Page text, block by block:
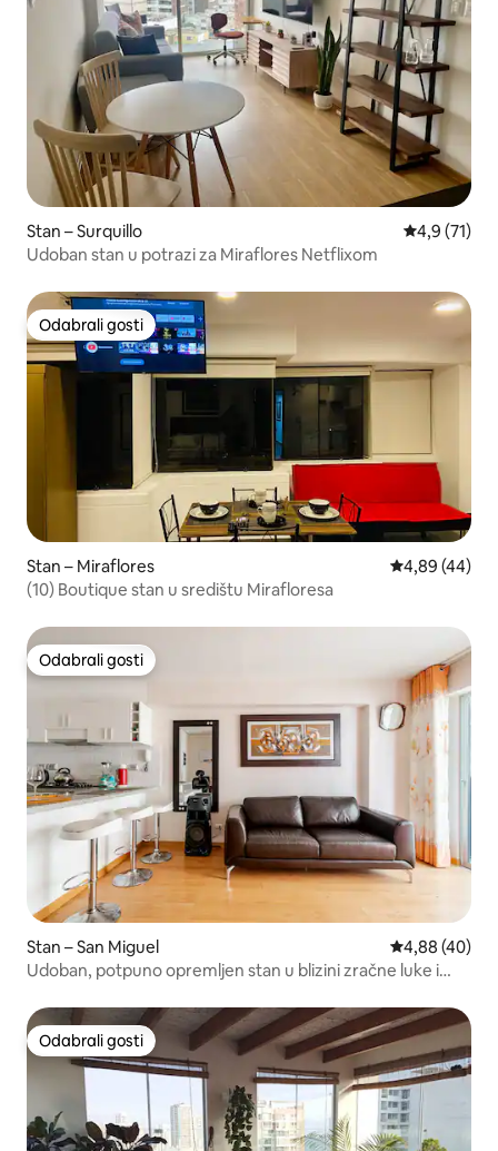
Stan – Surquillo Prosječna
4,9 (71)
Udoban stan u potrazi za Miraflores Netflixom
Odabrali gosti
Odabrali gosti
Stan – Miraflores Prosječna
4,89 (44)
(10) Boutique stan u središtu Mirafloresa
Odabrali gosti
Odabrali gosti
Stan – San Miguel Prosječna
4,88 (40)
Udoban, potpuno opremljen stan u blizini zračne luke i
Odabrali gosti
Odabrali gosti